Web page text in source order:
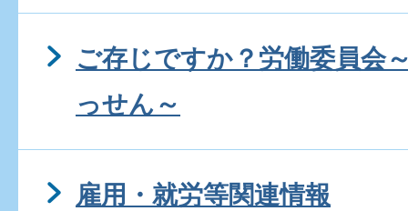
ご存じですか？労働委員会
っせん～
雇用・就労等関連情報